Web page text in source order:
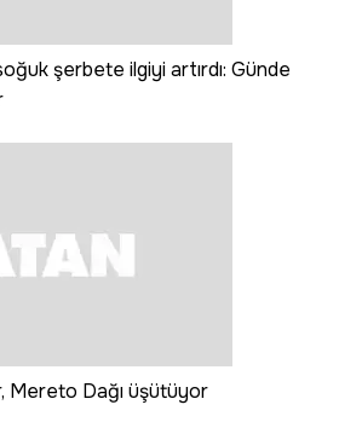
şerbete ilgiyi artırdı: Günde
Mereto Dağı üşütüyor